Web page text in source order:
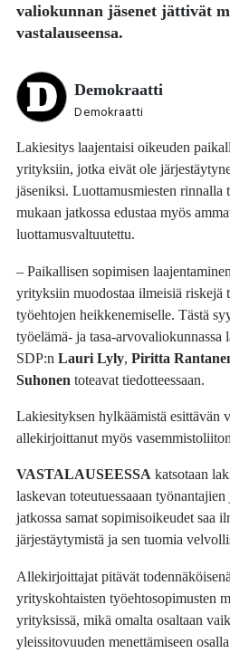
valiokunnan jäsenet jättivät
vastalauseensa.
Demokraatti
Demokraatti
Lakiesitys laajentaisi oikeuden
yrityksiin, jotka eivät ole
jäseniksi. Luottamusmiesten rinnalla
mukaan jatkossa edustaa myös
luottamusvaltuutettu.
– Paikallisen sopimisen
yrityksiin muodostaa ilmeisiä riskejä
työehtojen heikkenemiselle. Tästä
työelämä- ja tasa-arvovaliokunnassa
SDP:n Lauri Lyly,Piritta
Suhonen toteavat tiedotteessaan.
Lakiesityksen hylkäämistä esittävän
allekirjoittanut myös
VASTALAUSEESSA katsotaan
laskevan toteutuessaaan
jatkossa samat sopimisoikeudet saa
järjestäytymistä ja sen tuomia
Allekirjoittajat pitävät
yrityskohtaisten työehtosopimusten
yrityksissä, mikä omalta osaltaan
yleissitovuuden menettämiseen